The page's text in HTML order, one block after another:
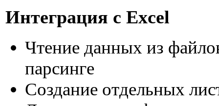
Интеграция с Excel
Чтение данных из
парсинге
Создание отдельных